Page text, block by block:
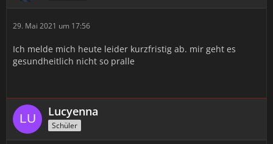
29. Mai 2021 um 17:56
Ich melde mich heute leider kurzfristig ab. mir geht es
gesundheitlich nicht so pralle
Lucyenna
Schüler